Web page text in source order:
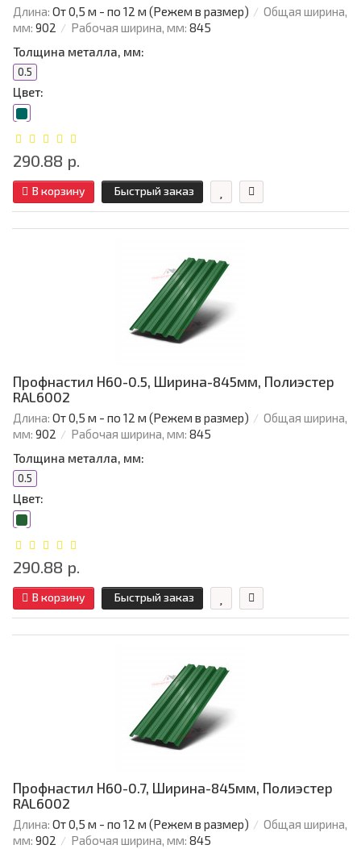
Длина: От 0,5 м - по 12 м (Режем в размер)
Общая ширина,
мм: 902 Рабочая ширина, мм: 845
Толщина металла, мм:
0.5
Цвет:
290.88 р.
В корзину Быстрый заказ
Профнастил Н60-0.5, Ширина-845мм, Полиэстер
RAL6002
Длина: От 0,5 м - по 12 м (Режем в размер)
Общая ширина,
мм: 902 Рабочая ширина, мм: 845
Толщина металла, мм:
0.5
Цвет:
290.88 р.
В корзину Быстрый заказ
Профнастил Н60-0.7, Ширина-845мм, Полиэстер
RAL6002
Длина: От 0,5 м - по 12 м (Режем в размер)
Общая ширина,
мм: 902 Рабочая ширина, мм: 845